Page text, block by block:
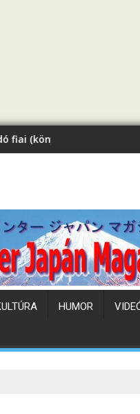
Japán hőhullám
HUMOR